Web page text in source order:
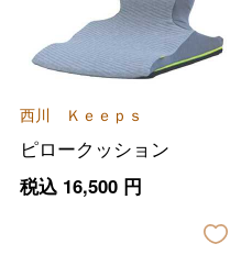
西川 Ｋｅｅｐｓ
ピロークッション
税込 16,500円